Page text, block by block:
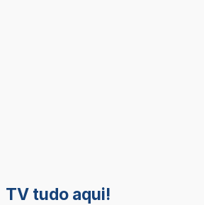
TV tudo aqui!